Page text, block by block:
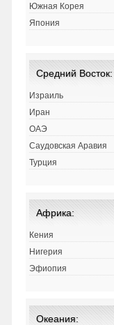
Южная Корея
Япония
Средний Восток:
Израиль
Иран
ОАЭ
Саудовская Аравия
Турция
Африка:
Кения
Нигерия
Эфиопия
Океания: